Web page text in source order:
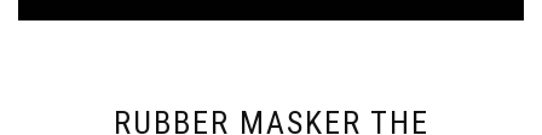
RUBBER MASKER THE